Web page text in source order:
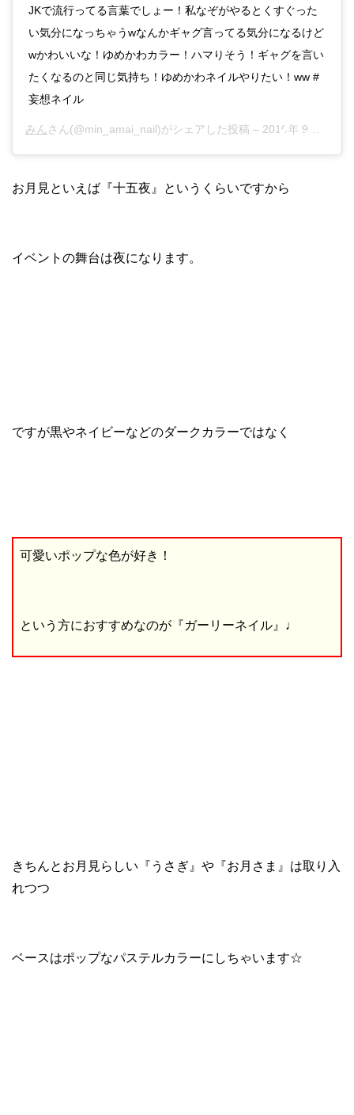
JKで流行ってる言葉でしょー！私なぞがやるとくすぐった
い気分になっちゃうwなんかギャグ言ってる気分になるけど
wかわいいな！ゆめかわカラー！ハマりそう！ギャグを言い
たくなるのと同じ気持ち！ゆめかわネイルやりたい！ww #
妄想ネイル
みんさん(@min_amai_nail)がシェアした投稿 – 2016年 9月月16日午前3時46分PDT
お月見といえば『十五夜』というくらいですから
イベントの舞台は夜になります。
ですが黒やネイビーなどのダークカラーではなく
可愛いポップな色が好き！
という方におすすめなのが『ガーリーネイル』♩
きちんとお月見らしい『うさぎ』や『お月さま』は取り入
れつつ
ベースはポップなパステルカラーにしちゃいます☆